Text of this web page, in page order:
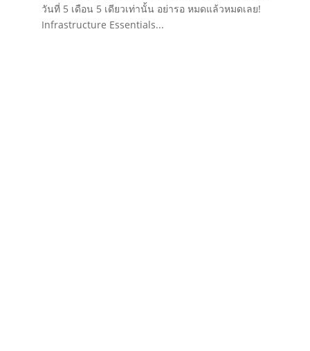
วันที่ 5 เดือน 5 เดียวเท่านั้น อย่ารอ หมดแล้วหมดเลย!
Infrastructure Essentials...